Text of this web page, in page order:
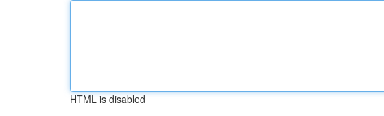
HTML is disabled